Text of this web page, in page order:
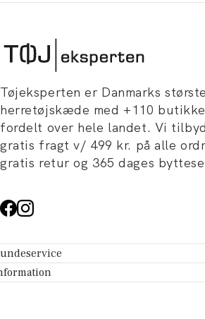
Tøjeksperten er Danmarks største
herretøjskæde med +110
fordelt over hele landet. Vi
gratis fragt v/ 499 kr. på alle
gratis retur og 365 dages
- Hjælpecenter
Tøjeksperten